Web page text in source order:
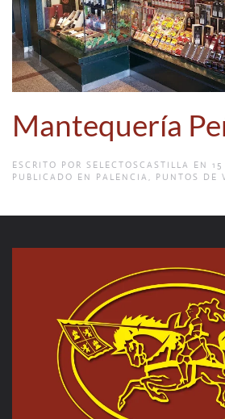
Mantequería
ESCRITO POR SELECTOSCASTILLA EN
PUBLICADO EN PALENCIA, PUNTOS DE